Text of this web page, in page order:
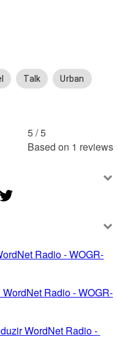
Talk Urban
5 /5
Based on 1 reviews
Radio - WOGR-
WordNet Radio - WOGR-
WordNet Radio -